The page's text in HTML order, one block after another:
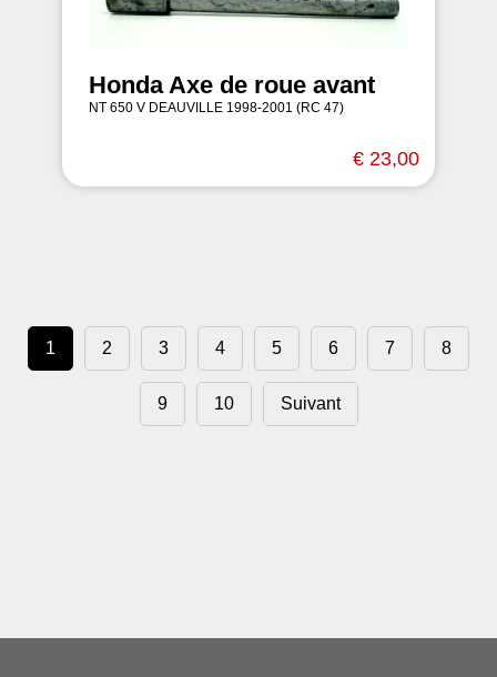
Honda Axe de roue avant
NT 650 V DEAUVILLE 1998-2001 (RC 47)
€ 23,00
1 2 3 4 5 6 7 8
9 10 Suivant